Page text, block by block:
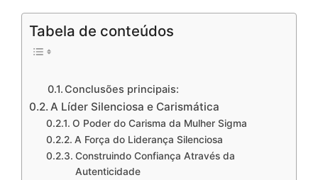
Tabela de conteúdos
Conclusões principais:
A Líder Silenciosa e Carismática
O Poder do Carisma da Mulher Sigma
A Força do Liderança Silenciosa
Construindo Confiança Através da
Autenticidade